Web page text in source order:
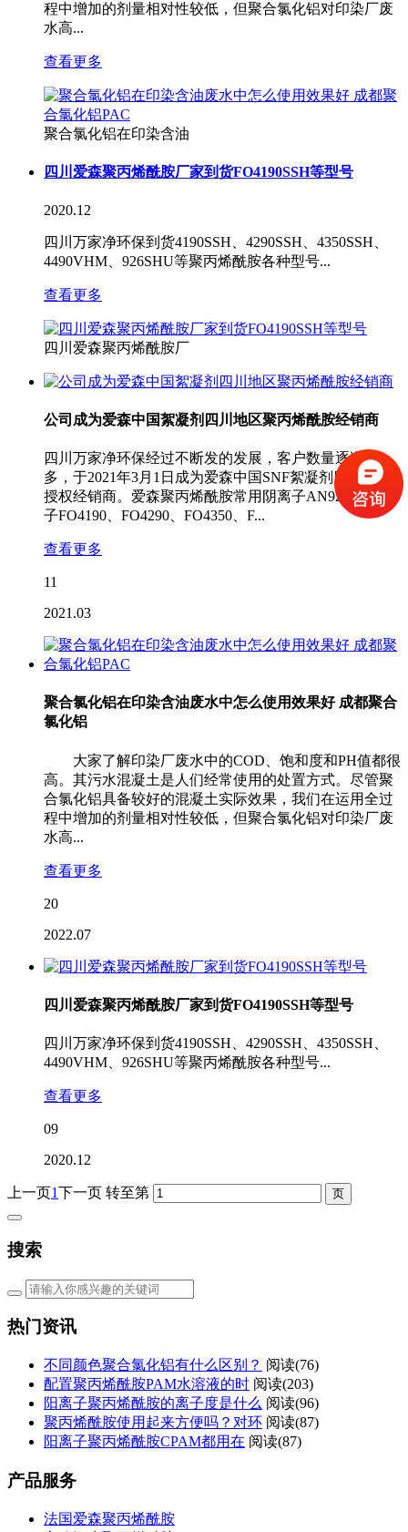
程中增加的剂量相对性较低，但聚合氯化铝对印染厂废
水高...
查看更多
聚合氯化铝在印染含油
四川爱森聚丙烯酰胺厂家到货FO4190SSH等型号
2020.12
四川万家净环保到货4190SSH、4290SSH、4350SSH、
4490VHM、926SHU等聚丙烯酰胺各种型号...
查看更多
四川爱森聚丙烯酰胺厂
公司成为爱森中国絮凝剂四川地区聚丙烯酰胺经销商
四川万家净环保经过不断发的发展，客户数量逐渐增
多，于2021年3月1日成为爱森中国SNF絮凝剂四川地区
授权经销商。爱森聚丙烯酰胺常用阴离子AN926，阳离
子FO4190、FO4290、FO4350、F...
查看更多
11
2021.03
聚合氯化铝在印染含油废水中怎么使用效果好 成都聚合
氯化铝
大家了解印染厂废水中的COD、饱和度和PH值都很
高。其污水混凝土是人们经常使用的处置方式。尽管聚
合氯化铝具备较好的混凝土实际效果，我们在运用全过
程中增加的剂量相对性较低，但聚合氯化铝对印染厂废
水高...
查看更多
20
2022.07
四川爱森聚丙烯酰胺厂家到货FO4190SSH等型号
四川万家净环保到货4190SSH、4290SSH、4350SSH、
4490VHM、926SHU等聚丙烯酰胺各种型号...
查看更多
09
2020.12
上一页1下一页 转至第
搜索
热门资讯
不同颜色聚合氯化铝有什么区别？ 阅读(76)
配置聚丙烯酰胺PAM水溶液的时 阅读(203)
阳离子聚丙烯酰胺的离子度是什么 阅读(96)
聚丙烯酰胺使用起来方便吗？对环 阅读(87)
阳离子聚丙烯酰胺CPAM都用在 阅读(87)
产品服务
法国爱森聚丙烯酰胺